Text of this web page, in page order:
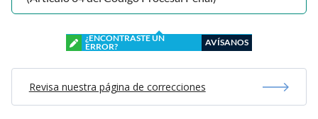
¿ENCONTRASTE UN
ERROR?
AVÍSANOS
Revisa nuestra página de correcciones